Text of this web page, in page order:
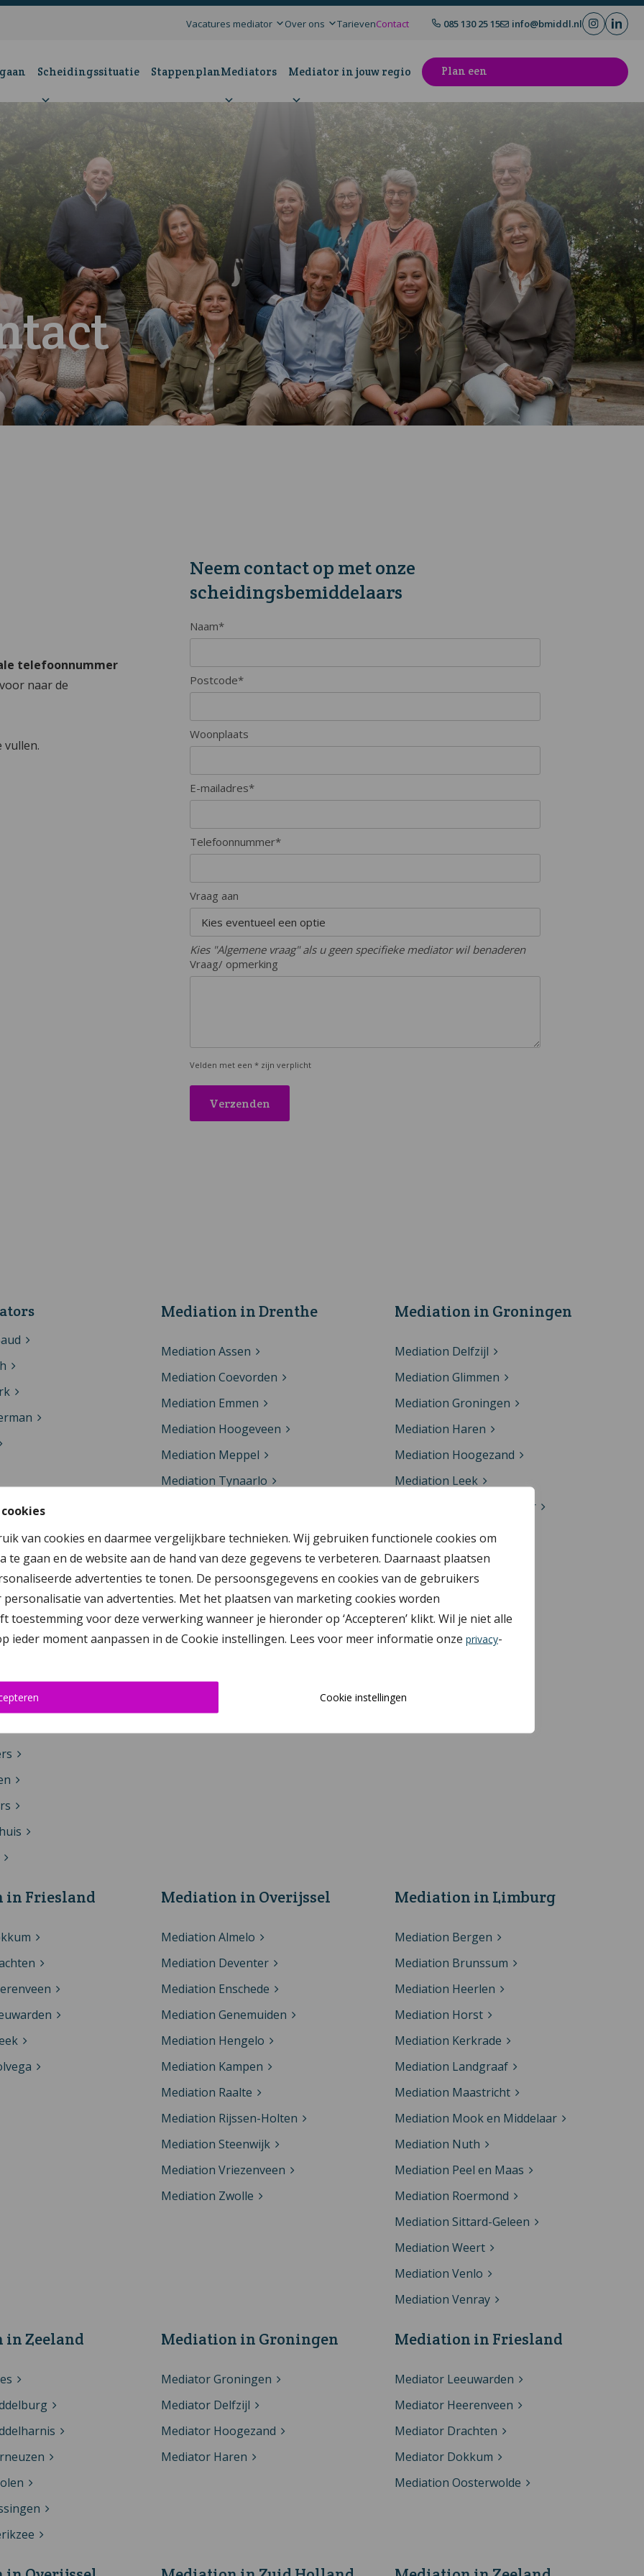
van cookies en daarmee vergelijkbare technieken. Wij gebruiken functionele cookies om
te gaan en de website aan de hand van deze gegevens te verbeteren. Daarnaast plaatsen
advertenties te tonen. De persoonsgegevens en cookies van de gebruikers
van advertenties. Met het plaatsen van marketing cookies worden
toestemming voor deze verwerking wanneer je hieronder op ‘Accepteren’ klikt. Wil je niet alle
ieder moment aanpassen in de Cookie instellingen. Lees voor meer informatie onze privacy-
Cookie instellingen
Vacatures mediator Over ons TarievenContact 085 130 25 15 info@bmiddl.nl
Scheidingssituatie StappenplanMediators Mediator in jouw regio
Plan een
kennismakingsgesprek
telefoonnummer
naar de
vullen.
Neem contact op met onze
scheidingsbemiddelaars
Naam*
Postcode*
Woonplaats
E-mailadres*
Telefoonnummer*
Vraag aan
Kies "Algemene vraag" als u geen specifieke mediator wil benaderen
Vraag/ opmerking
Velden met een * zijn verplicht
Mediation in Drenthe
Mediation Assen
Mediation Coevorden
Mediation Emmen
Mediation Hoogeveen
Mediation Meppel
Mediation Tynaarlo
Mediation in Groningen
Mediation Delfzijl
Mediation Glimmen
Mediation Groningen
Mediation Haren
Mediation Hoogezand
Mediation Leek
Mediation Westerkwartier
Mediation Veendam
Mediation Zuidhorn
in Friesland Mediation in Overijssel
Mediation Almelo
Mediation Deventer
Mediation Enschede
Mediation Genemuiden
Mediation Hengelo
Mediation Kampen
Mediation Raalte
Mediation Rijssen-Holten
Mediation Steenwijk
Mediation Vriezenveen
Mediation Zwolle
Mediation in Limburg
Mediation Bergen
Mediation Brunssum
Mediation Heerlen
Mediation Horst
Mediation Kerkrade
Mediation Landgraaf
Mediation Maastricht
Mediation Mook en Middelaar
Mediation Nuth
Mediation Peel en Maas
Mediation Roermond
Mediation Sittard-Geleen
Mediation Weert
Mediation Venlo
Mediation Venray
in Zeeland Mediation in Groningen
Mediator Groningen
Mediator Delfzijl
Mediator Hoogezand
Mediator Haren
Mediation in Friesland
Mediator Leeuwarden
Mediator Heerenveen
Mediator Drachten
Mediator Dokkum
Mediation Oosterwolde